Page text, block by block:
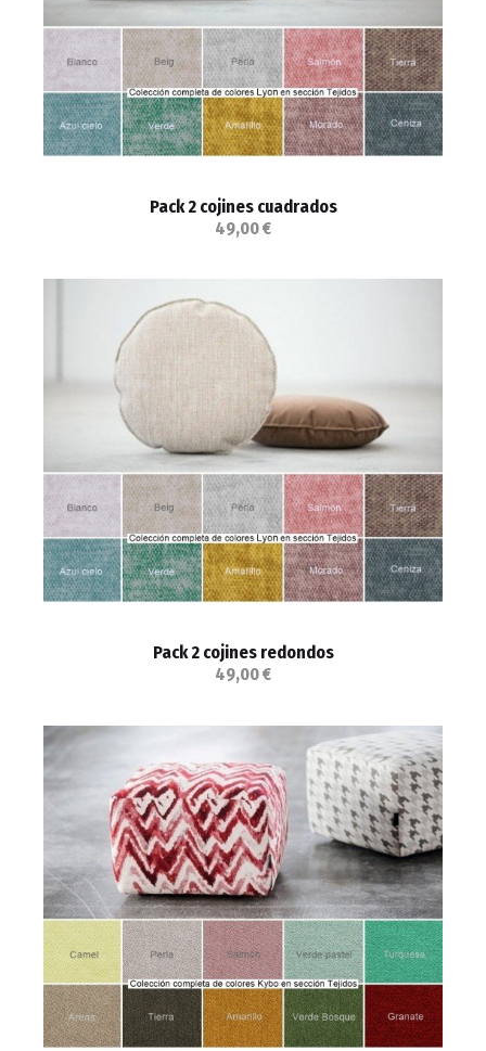
Pack 2 cojines cuadrados
49,00 €
Pack 2 cojines redondos
49,00 €